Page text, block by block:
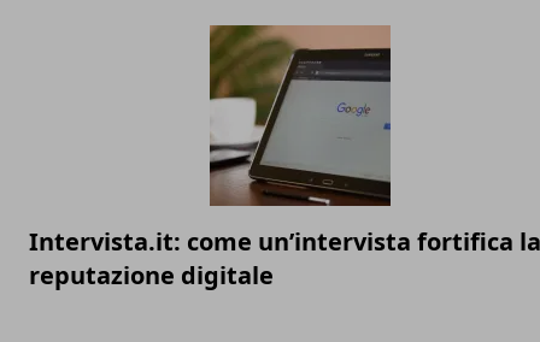
Intervista.it: come un’intervista fortifica la
reputazione digitale